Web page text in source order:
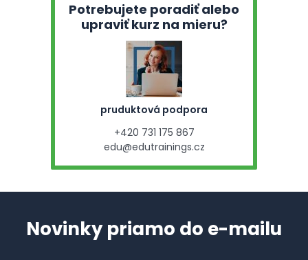
Potrebujete poradiť alebo
upraviť kurz na mieru?
pruduktová podpora
+420 731 175 867
edu@edutrainings.cz
Novinky priamo do e-mailu